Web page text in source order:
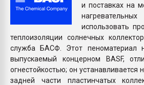
и поставках на
использовать
теплоизоляции солнечных
служба БАСФ. Этот пеноматериал
выпускаемый концерном BASF,
огнестойкостью; он устанавливается
задней части пластинчатых